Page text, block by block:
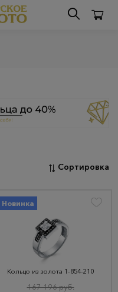
Сортировка
Новинка
Кольцо из золота 1-854-210
167 196 руб.